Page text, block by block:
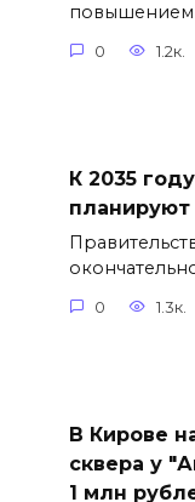
повышением
0 1.2к.
К 2035
планируют
0 1.3к.
В Кирове
сквера у
1 млн